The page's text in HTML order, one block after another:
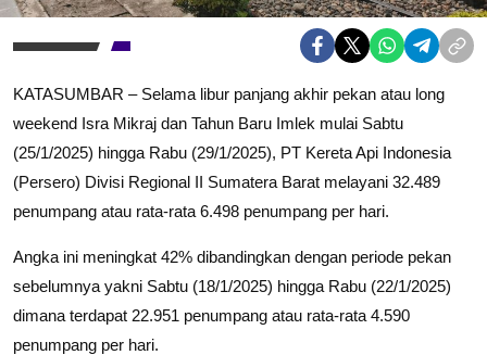
KATASUMBAR – Selama libur panjang akhir pekan atau long
weekend Isra Mikraj dan Tahun Baru Imlek mulai Sabtu
(25/1/2025) hingga Rabu (29/1/2025), PT Kereta Api Indonesia
(Persero) Divisi Regional II Sumatera Barat melayani 32.489
penumpang atau rata-rata 6.498 penumpang per hari.
Angka ini meningkat 42% dibandingkan dengan periode pekan
sebelumnya yakni Sabtu (18/1/2025) hingga Rabu (22/1/2025)
dimana terdapat 22.951 penumpang atau rata-rata 4.590
penumpang per hari.